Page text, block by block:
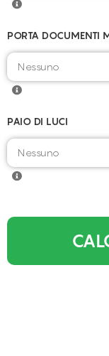
PORTA DOCUMENTI
PAIO DI LUCI